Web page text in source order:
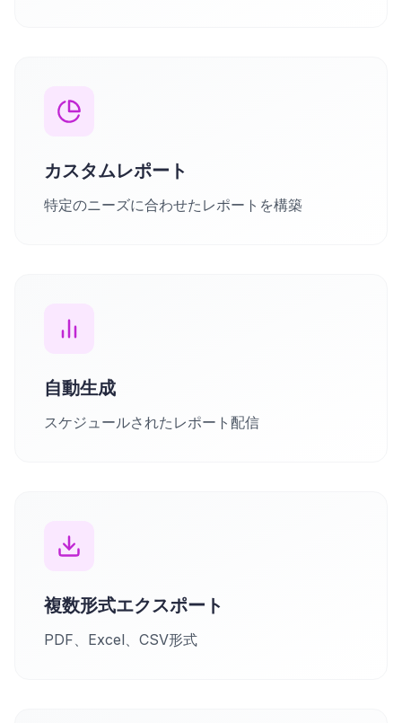
カスタムレポート
特定のニーズに合わせたレポートを構築
自動生成
スケジュールされたレポート配信
複数形式エクスポート
PDF、Excel、CSV形式